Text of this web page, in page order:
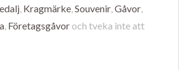
, Kragmärke,Souvenir,Gåvor,
, Företagsgåvor och tveka inte att